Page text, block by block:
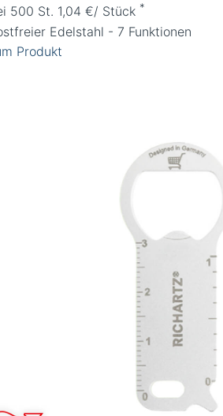
500 St. 1,04 €/ Stück *
Edelstahl - 7 Funktionen
Produkt